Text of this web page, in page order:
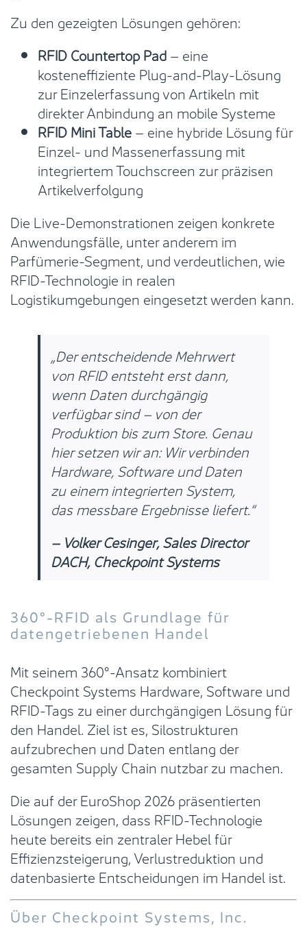
Zu den gezeigten Lösungen gehören:
RFID Countertop Pad– eine
kosteneffiziente Plug-and-Play-Lösung
zur Einzelerfassung von Artikeln mit
direkter Anbindung an mobile Systeme
RFID Mini Table– eine hybride Lösung für
Einzel- und Massenerfassung mit
integriertem Touchscreen zur präzisen
Artikelverfolgung
Die Live-Demonstrationen zeigen konkrete
Anwendungsfälle, unter anderem im
Parfümerie-Segment, und verdeutlichen, wie
RFID-Technologie in realen
Logistikumgebungen eingesetzt werden kann.
„Der entscheidende Mehrwert
von RFID entsteht erst dann,
wenn Daten durchgängig
verfügbar sind – von der
Produktion bis zum Store. Genau
hier setzen wir an: Wir verbinden
Hardware, Software und Daten
zu einem integrierten System,
das messbare Ergebnisse liefert.“
– Volker Cesinger, Sales Director
DACH, Checkpoint Systems
360°-RFID als Grundlage für
datengetriebenen Handel
Mit seinem 360°-Ansatz kombiniert
Checkpoint Systems Hardware, Software und
RFID-Tags zu einer durchgängigen Lösung für
den Handel. Ziel ist es, Silostrukturen
aufzubrechen und Daten entlang der
gesamten Supply Chain nutzbar zu machen.
Die auf der EuroShop 2026 präsentierten
Lösungen zeigen, dass RFID-Technologie
heute bereits ein zentraler Hebel für
Effizienzsteigerung, Verlustreduktion und
datenbasierte Entscheidungen im Handel ist.
Über Checkpoint Systems, Inc.